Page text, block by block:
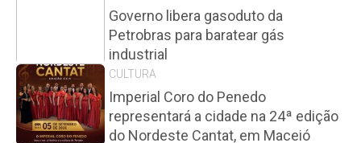
Governo libera gasoduto da
Petrobras para baratear gás
industrial
CULTURA
Imperial Coro do Penedo
representará a cidade na 24ª edição
do Nordeste Cantat, em Maceió